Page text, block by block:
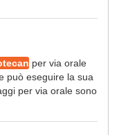
per via orale
può eseguire la sua
per via orale sono